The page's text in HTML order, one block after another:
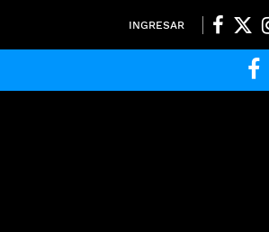
INGRESAR